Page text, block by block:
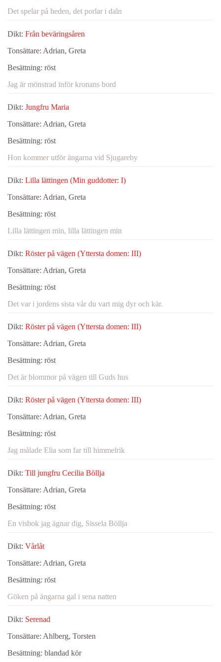
Det spelar på heden, det porlar i daln
Dikt: Från beväringsåren
Tonsättare: Adrian, Greta
Besättning: röst
Jag är mönstrad inför kronans bord
Dikt: Jungfru Maria
Tonsättare: Adrian, Greta
Besättning: röst
Hon kommer utför ängarna vid Sjugareby
Dikt: Lilla lättingen (Min guddotter: I)
Tonsättare: Adrian, Greta
Besättning: röst
Lilla lättingen min, lilla lättingen min
Dikt: Röster på vägen (Yttersta domen: III)
Tonsättare: Adrian, Greta
Besättning: röst
Det var i jordens sista vår du vart mig dyr och kär.
Dikt: Röster på vägen (Yttersta domen: III)
Tonsättare: Adrian, Greta
Besättning: röst
Det är blommor på vägen till Guds hus
Dikt: Röster på vägen (Yttersta domen: III)
Tonsättare: Adrian, Greta
Besättning: röst
Jag målade Elia som far till himmelrik
Dikt: Till jungfru Cecilia Böllja
Tonsättare: Adrian, Greta
Besättning: röst
En visbok jag ägnar dig, Sissela Böllja
Dikt: Vårlåt
Tonsättare: Adrian, Greta
Besättning: röst
Göken på ängarna gal i sena natten
Dikt: Serenad
Tonsättare: Ahlberg, Torsten
Besättning: blandad kör